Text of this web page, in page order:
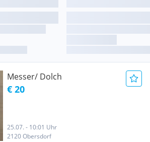
Messer/ Dolch
€ 20
25.07. - 10:01 Uhr
2120 Obersdorf